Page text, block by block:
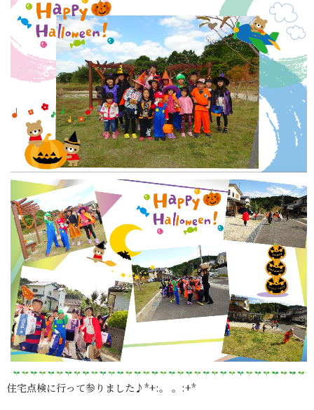
住宅点検に行って参りました♪*+:。 。:+*